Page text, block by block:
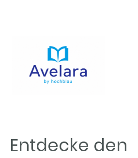
Entdecke den